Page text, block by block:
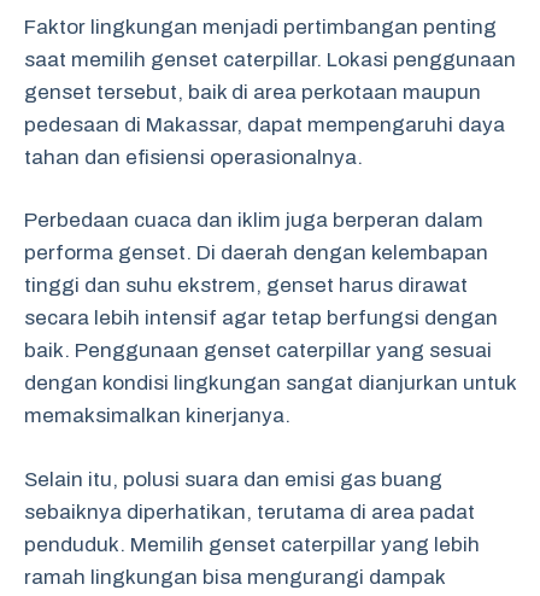
Faktor lingkungan menjadi pertimbangan penting
saat memilih genset caterpillar. Lokasi penggunaan
genset tersebut, baik di area perkotaan maupun
pedesaan di Makassar, dapat mempengaruhi daya
tahan dan efisiensi operasionalnya.
Perbedaan cuaca dan iklim juga berperan dalam
performa genset. Di daerah dengan kelembapan
tinggi dan suhu ekstrem, genset harus dirawat
secara lebih intensif agar tetap berfungsi dengan
baik. Penggunaan genset caterpillar yang sesuai
dengan kondisi lingkungan sangat dianjurkan untuk
memaksimalkan kinerjanya.
Selain itu, polusi suara dan emisi gas buang
sebaiknya diperhatikan, terutama di area padat
penduduk. Memilih genset caterpillar yang lebih
ramah lingkungan bisa mengurangi dampak